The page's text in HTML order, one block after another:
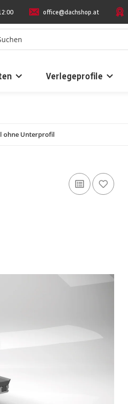
office@dachshop.at
Verlegeprofile
ohne Unterprofil